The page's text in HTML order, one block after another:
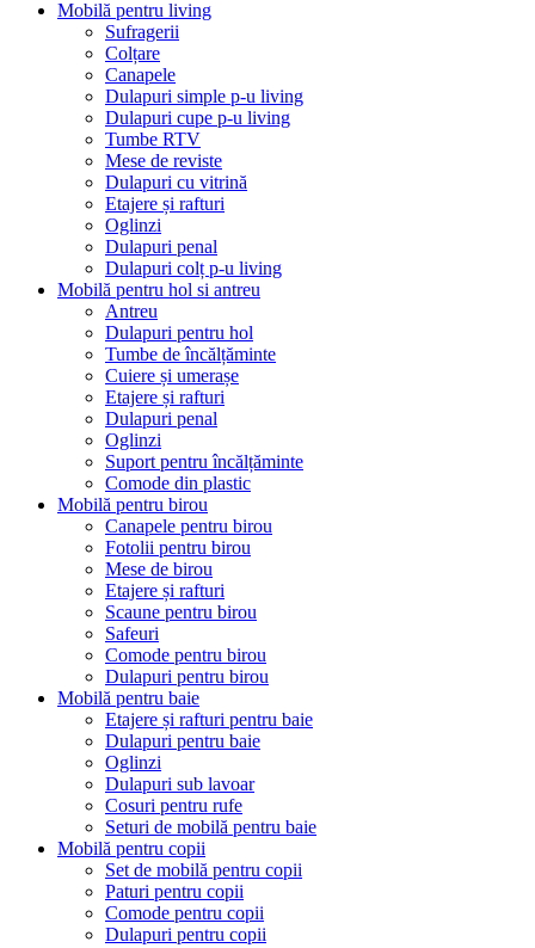
Mobilă pentru living
Sufragerii
Colțare
Canapele
Dulapuri simple p-u living
Dulapuri cupe p-u living
Tumbe RTV
Mese de reviste
Dulapuri cu vitrină
Etajere și rafturi
Oglinzi
Dulapuri penal
Dulapuri colț p-u living
Mobilă pentru hol si antreu
Antreu
Dulapuri pentru hol
Tumbe de încălțăminte
Cuiere și umerașe
Etajere și rafturi
Dulapuri penal
Oglinzi
Suport pentru încălțăminte
Comode din plastic
Mobilă pentru birou
Canapele pentru birou
Fotolii pentru birou
Mese de birou
Etajere și rafturi
Scaune pentru birou
Safeuri
Comode pentru birou
Dulapuri pentru birou
Mobilă pentru baie
Etajere și rafturi pentru baie
Dulapuri pentru baie
Oglinzi
Dulapuri sub lavoar
Cosuri pentru rufe
Seturi de mobilă pentru baie
Mobilă pentru copii
Set de mobilă pentru copii
Paturi pentru copii
Comode pentru copii
Dulapuri pentru copii